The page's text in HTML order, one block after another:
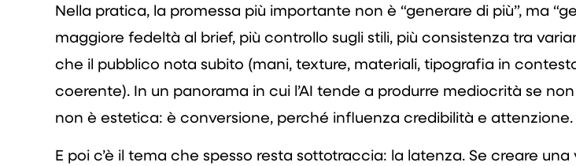
Nella pratica, la promessa più importante non è “generare di più”, ma
maggiore fedeltà al brief, più controllo sugli stili, più consistenza tra
che il pubblico nota subito (mani, texture, materiali, tipografia in
coerente). In un panorama in cui l’AI tende a produrre mediocrità se
non è estetica: è conversione, perché influenza credibilità e attenzione.
E poi c’è il tema che spesso resta sottotraccia: la latenza. Se creare